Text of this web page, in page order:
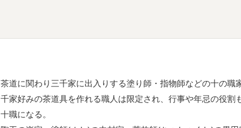
茶道に関わり三千家に出入りする塗り師・指物師などの十の職
千家好みの茶道具を作れる職人は限定され、行事や年忌の役
十職になる。